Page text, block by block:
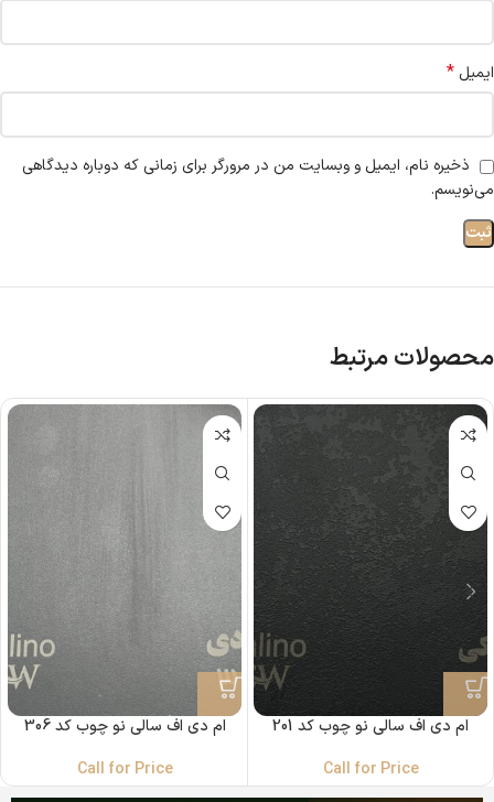
ایمیل *
ذخیره نام، ایمیل و وبسایت من در مرورگر برای زمانی که دوباره دیدگاهی
می‌نویسم.
محصولات مرتبط
ام دی اف سالی نو چوب کد 201
Call for Price
ام دی اف سالی نو چوب کد 306
Call for Price